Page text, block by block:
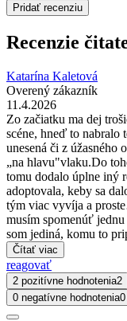
Pridať recenziu
Recenzie
Katarína Kaletová
Overený zákazník
11.4.2026
Zo začiatku ma dej
scéne, hneď to nabralo
unesená či z úžasného
„na hlavu"vlaku.Do
tomu dodalo úplne iný
adoptovala, keby sa
tým viac vyvíja a
musím spomenúť
som jediná, komu to
Čítať viac
reagovať
2 pozitívne hodnotenia2
0 negatívne hodnotenia0